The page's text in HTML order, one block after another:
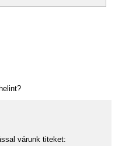
várunk titeket: